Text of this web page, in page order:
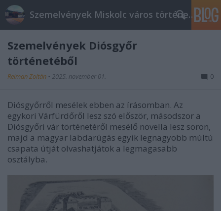
Szemelvények Miskolc város történelméből
Szemelvények Diósgyőr
történetéből
Reiman Zoltán • 2025. november 01. 0
Diósgyőrről mesélek ebben az írásomban. Az
egykori Várfürdőről lesz szó először, másodszor a
Diósgyőri vár történetéről mesélő novella lesz soron,
majd a magyar labdarúgás egyik legnagyobb múltú
csapata útját olvashatjátok a legmagasabb
osztályba.